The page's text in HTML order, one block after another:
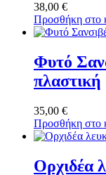
38,00 €
Προσθήκη στο
Φυτό
πλαστική
35,00 €
Προσθήκη στο
Ορχιδέα